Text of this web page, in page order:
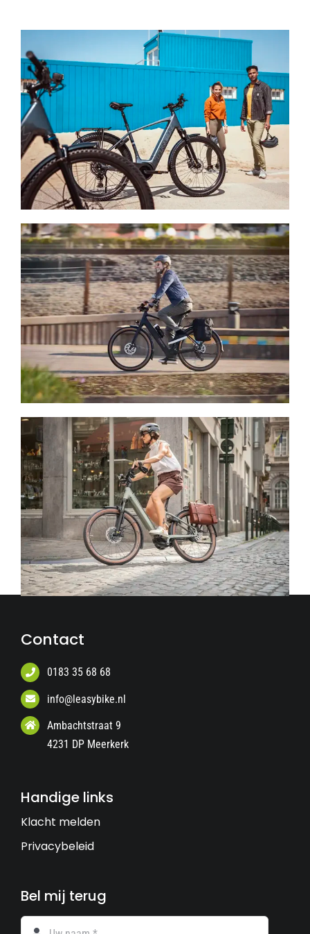
Contact
0183 35 68 68
info@leasybike.nl
Ambachtstraat 9
4231 DP Meerkerk
Handige links
Klacht melden
Privacybeleid
Bel mij terug